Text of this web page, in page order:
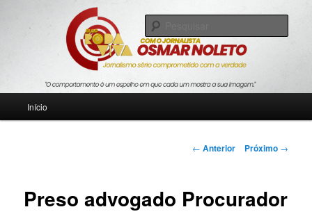
Blog Roda Viva
Jornalismo sério comprometido com a verdade
Início
Navegação
← Anterior Próximo →
Preso advogado Procurador